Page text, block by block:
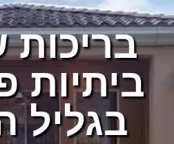
בריכות
ביתיות
בגליל